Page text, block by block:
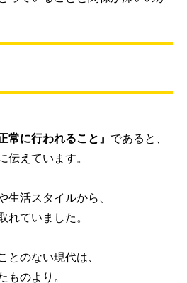
常に行われること』 であると、
伝えています。
生活スタイルから、
れていました。
とのない現代は、
ものより。